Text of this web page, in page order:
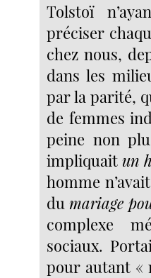
Tolstoï
préciser
chez nous,
dans les
par la parité,
de femmes
peine non
impliquait un
homme
dumariage
complexe
sociaux.
pour autant «